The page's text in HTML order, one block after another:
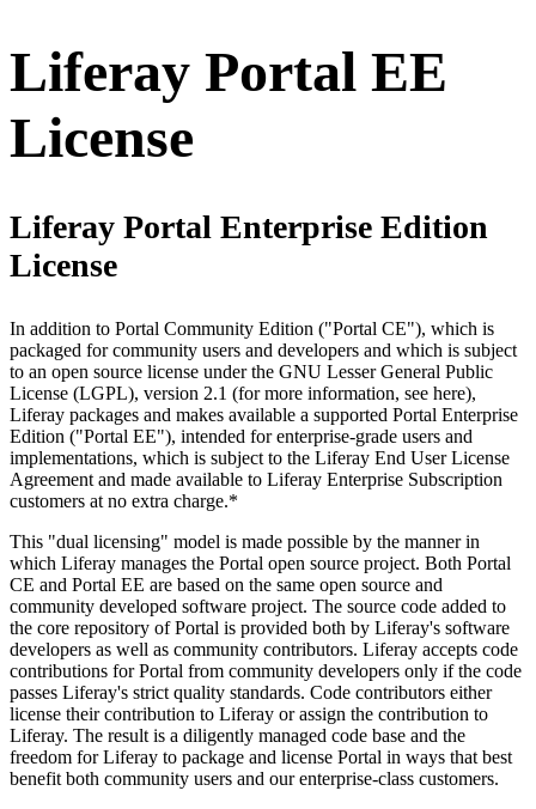
Liferay Portal EE
License
Liferay Portal Enterprise Edition
License
In addition to Portal Community Edition ("Portal CE"), which is
packaged for community users and developers and which is subject
to an open source license under the GNU Lesser General Public
License (LGPL), version 2.1 (for more information, see here),
Liferay packages and makes available a supported Portal Enterprise
Edition ("Portal EE"), intended for enterprise-grade users and
implementations, which is subject to the Liferay End User License
Agreement and made available to Liferay Enterprise Subscription
customers at no extra charge.*
This "dual licensing" model is made possible by the manner in
which Liferay manages the Portal open source project. Both Portal
CE and Portal EE are based on the same open source and
community developed software project. The source code added to
the core repository of Portal is provided both by Liferay's software
developers as well as community contributors. Liferay accepts code
contributions for Portal from community developers only if the code
passes Liferay's strict quality standards. Code contributors either
license their contribution to Liferay or assign the contribution to
Liferay. The result is a diligently managed code base and the
freedom for Liferay to package and license Portal in ways that best
benefit both community users and our enterprise-class customers.